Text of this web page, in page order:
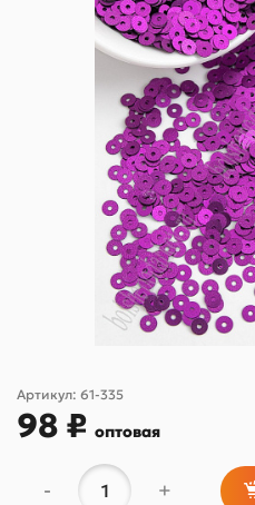
Артикул: 61-335
98 ₽ оптовая
- +